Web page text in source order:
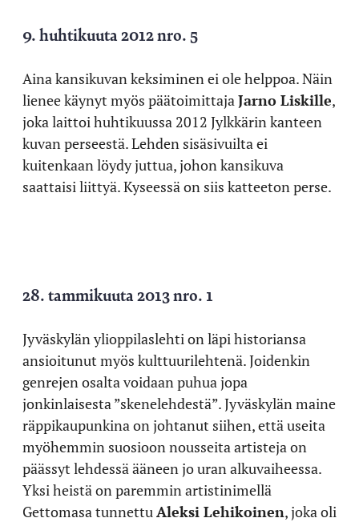
9. huhtikuuta 2012 nro. 5
Aina kansikuvan keksiminen ei ole helppoa. Näin
lienee käynyt myös päätoimittajaJarno Liskille,
joka laittoi huhtikuussa 2012 Jylkkärin kanteen
kuvan perseestä. Lehden sisäsivuilta ei
kuitenkaan löydy juttua, johon kansikuva
saattaisi liittyä. Kyseessä on siis katteeton perse.
28. tammikuuta 2013 nro. 1
Jyväskylän ylioppilaslehti on läpi historiansa
ansioitunut myös kulttuurilehtenä. Joidenkin
genrejen osalta voidaan puhua jopa
jonkinlaisesta ”skenelehdestä”. Jyväskylän maine
räppikaupunkina on johtanut siihen, että useita
myöhemmin suosioon nousseita artisteja on
päässyt lehdessä ääneen jo uran alkuvaiheessa.
Yksi heistä on paremmin artistinimellä
Gettomasa tunnettuAleksi Lehikoinen, joka oli